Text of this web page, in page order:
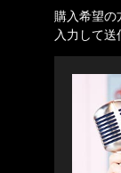
購入希望の
入力して送